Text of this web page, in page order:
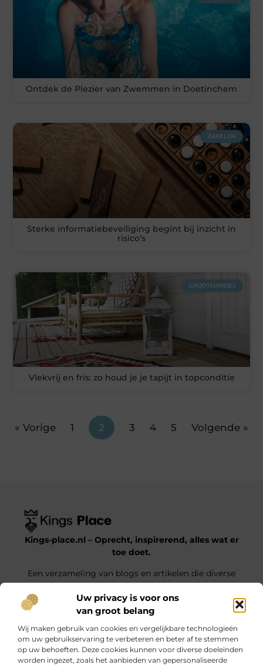
Uw privacy is voor ons
van groot belang
Wij maken gebruik van cookies en vergelijkbare technologieën
om uw gebruikservaring te verbeteren en beter af te stemmen
op uw behoeften. Deze cookies kunnen voor diverse doeleinden
worden ingezet, zoals het aanbieden van gepersonaliseerde
Ontdek de Plezier van Zwemmen in Doetinchem
ZAKELIJK
Sterke informatiebeveiliging begint bij inzicht in
risico’s
GROOTHANDEL
Vlekvrij en fris: zo houd je je tapijt in topconditie
« Vorige 1 2 3 4 5 Volgende »
Kings-place.nl – Oprecht, inspirerend, alles wat er
toe doet.
Een verzameling van blogs en artikelen die diverse
onderwerpen uit het dagelijks leven belichten.
Onze informatie
Bericht categorie